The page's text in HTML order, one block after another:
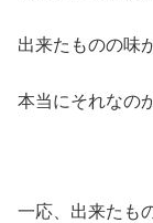
出来たものの味
本当にそれなの
一応、出来たも